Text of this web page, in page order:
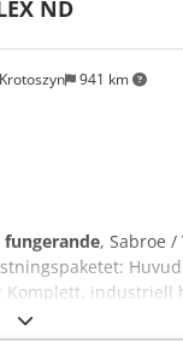
941 km
ND
fungerande, Sabroe
Komplett, industriell
Amkeck Den
1 603 m³/h,